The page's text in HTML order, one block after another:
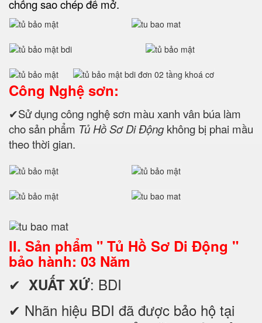
chống sao chép để mở.
Công Nghệ sơn:
✔Sử dụng công nghệ sơn màu xanh vân búa làm
cho sản phẩm Tủ Hồ Sơ Di Độngkhông bị phai mầu
theo thời gian.
II. Sản phẩm " Tủ Hồ Sơ Di Động "
bảo hành: 03 Năm
✔ XUẤT XỨ: BDI
✔ Nhãn hiệu BDI đã được bảo hộ tại